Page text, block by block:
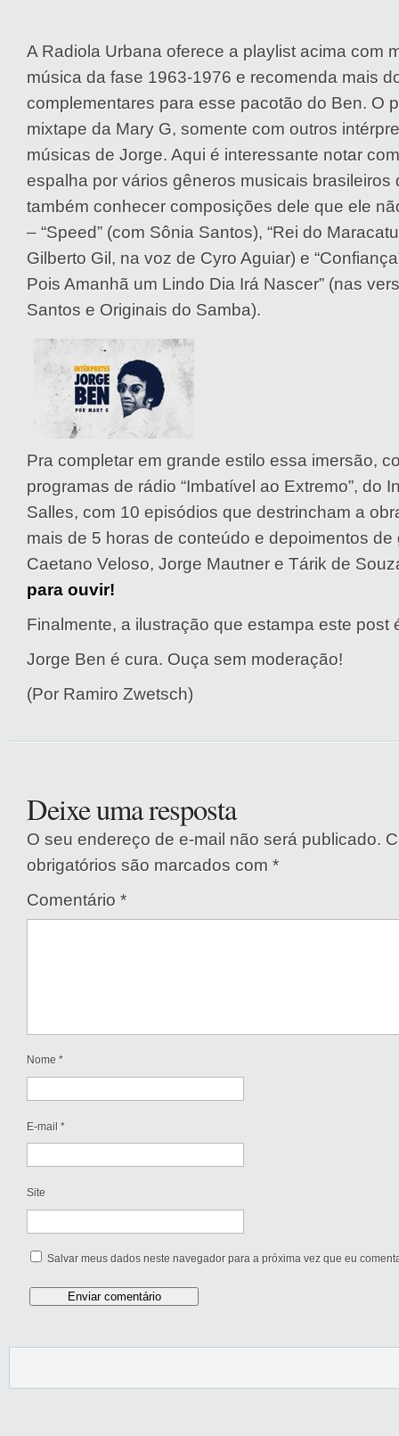
A Radiola Urbana oferece a playlist acima com
música da fase 1963-1976 e recomenda mais
complementares para esse pacotão do Ben. O
mixtape da Mary G, somente com outros
músicas de Jorge. Aqui é interessante notar
espalha por vários gêneros musicais brasileiros
também conhecer composições dele que ele
– “Speed” (com Sônia Santos), “Rei do
Gilberto Gil, na voz de Cyro Aguiar) e
Pois Amanhã um Lindo Dia Irá Nascer” (nas
Santos e Originais do Samba).
Pra completar em grande estilo essa imersão,
programas de rádio “Imbatível ao Extremo”, do
Salles, com 10 episódios que destrincham a
mais de 5 horas de conteúdo e depoimentos de
Caetano Veloso, Jorge Mautner e Tárik de
para ouvir!
Finalmente, a ilustração que estampa este post
Jorge Ben é cura. Ouça sem moderação!
(Por Ramiro Zwetsch)
Deixe uma resposta
O seu endereço de e-mail não será publicado.
obrigatórios são marcados com *
Comentário *
Nome *
E-mail *
Site
Salvar meus dados neste navegador para a próxima vez que eu